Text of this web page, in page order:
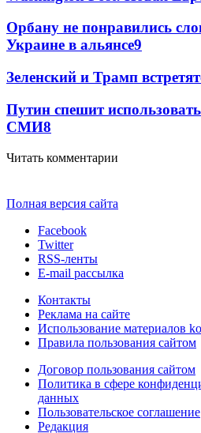
Орбану не понравились
Украине в альянсе9
Зеленский и Трамп
Путин спешит
СМИ8
Читать комментарии
Полная версия сайта
Facebook
Twitter
RSS-ленты
E-mail рассылка
Контакты
Реклама на сайте
Использование материалов
Правила пользования сайтом
Договор пользования сайтом
Политика в сфере
данных
Пользовательское соглашение
Редакция